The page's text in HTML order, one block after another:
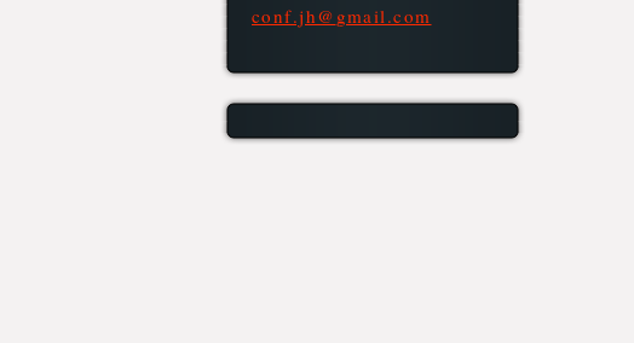
conf.jh@ gmail.com